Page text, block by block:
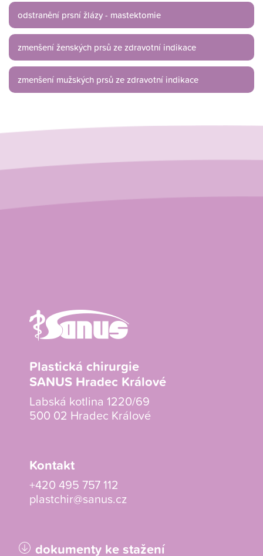
odstranění prsní žlázy - mastektomie
zmenšení ženských prsů ze zdravotní indikace
zmenšení mužských prsů ze zdravotní indikace
Plastická chirurgie
SANUS Hradec Králové
Labská kotlina 1220/69
500 02 Hradec Králové
Kontakt
+420 495 757 112
plastchir@sanus.cz
dokumenty ke stažení